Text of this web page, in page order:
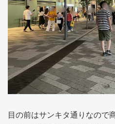
目の前はサンキタ通りなので